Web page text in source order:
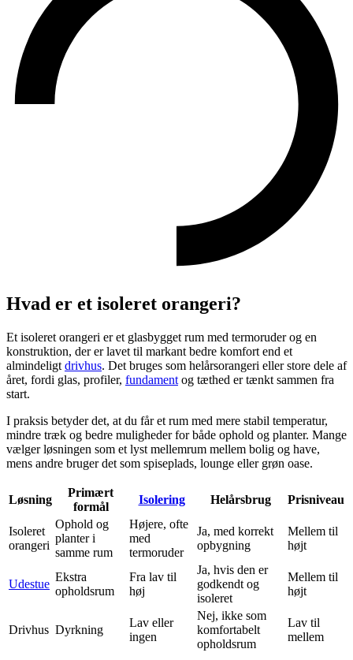
Hvad er et isoleret orangeri?
Et isoleret orangeri er et glasbygget rum med termoruder og en
konstruktion, der er lavet til markant bedre komfort end et
almindeligt drivhus. Det bruges som helårsorangeri eller store dele af
året, fordi glas, profiler, fundament og tæthed er tænkt sammen fra
start.
I praksis betyder det, at du får et rum med mere stabil temperatur,
mindre træk og bedre muligheder for både ophold og planter. Mange
vælger løsningen som et lyst mellemrum mellem bolig og have,
mens andre bruger det som spiseplads, lounge eller grøn oase.
Løsning
Primært
formål
Isolering Helårsbrug Prisniveau
Isoleret
orangeri
Ophold og
planter i
samme rum
Højere, ofte
med
termoruder
Ja, med korrekt
opbygning
Mellem til
højt
Udestue
Ekstra
opholdsrum
Fra lav til
høj
Ja, hvis den er
godkendt og
isoleret
Mellem til
højt
Drivhus Dyrkning
Lav eller
ingen
Nej, ikke som
komfortabelt
opholdsrum
Lav til
mellem